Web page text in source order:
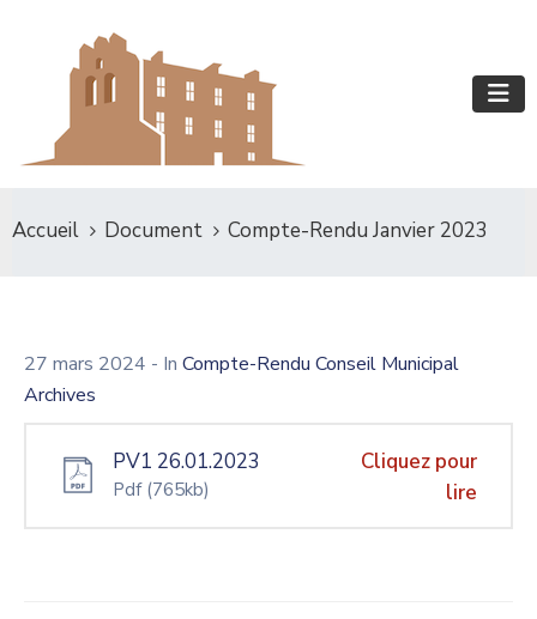
Accueil Document Compte-Rendu Janvier 2023
27 mars 2024 - In Compte-Rendu Conseil Municipal
Archives
PV1 26.01.2023
Pdf (765kb)
Cliquez pour
lire